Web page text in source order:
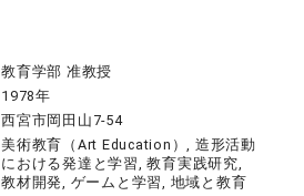
教育学部 准教授
1978年
西宮市岡田山7-54
美術教育（Art Education）, 造形活動
における発達と学習, 教育実践研究,
教材開発, ゲームと学習, 地域と教育